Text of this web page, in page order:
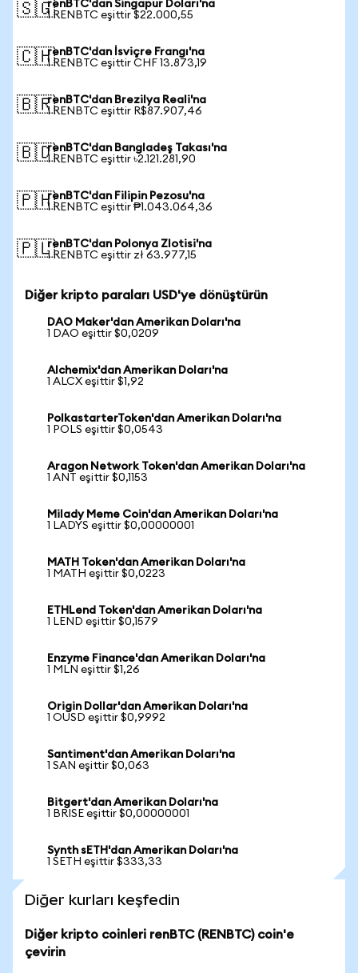
🇸🇬renBTC'dan Singapur Doları'na
1 RENBTC eşittir $22.000,55
🇨🇭renBTC'dan İsviçre Frangı'na
1 RENBTC eşittir CHF 13.873,19
🇧🇷renBTC'dan Brezilya Reali'na
1 RENBTC eşittir R$87.907,46
🇧🇩renBTC'dan Bangladeş Takası'na
1 RENBTC eşittir ৳2.121.281,90
🇵🇭renBTC'dan Filipin Pezosu'na
1 RENBTC eşittir ₱1.043.064,36
🇵🇱renBTC'dan Polonya Zlotisi'na
1 RENBTC eşittir zł 63.977,15
Diğer kripto paraları USD'ye dönüştürün
DAO Maker'dan Amerikan Doları'na
1 DAO eşittir $0,0209
Alchemix'dan Amerikan Doları'na
1 ALCX eşittir $1,92
PolkastarterToken'dan Amerikan Doları'na
1 POLS eşittir $0,0543
Aragon Network Token'dan Amerikan Doları'na
1 ANT eşittir $0,1153
Milady Meme Coin'dan Amerikan Doları'na
1 LADYS eşittir $0,00000001
MATH Token'dan Amerikan Doları'na
1 MATH eşittir $0,0223
ETHLend Token'dan Amerikan Doları'na
1 LEND eşittir $0,1579
Enzyme Finance'dan Amerikan Doları'na
1 MLN eşittir $1,26
Origin Dollar'dan Amerikan Doları'na
1 OUSD eşittir $0,9992
Santiment'dan Amerikan Doları'na
1 SAN eşittir $0,063
Bitgert'dan Amerikan Doları'na
1 BRISE eşittir $0,00000001
Synth sETH'dan Amerikan Doları'na
1 SETH eşittir $333,33
Diğer kurları keşfedin
Diğer kripto coinleri renBTC (RENBTC) coin'e
çevirin